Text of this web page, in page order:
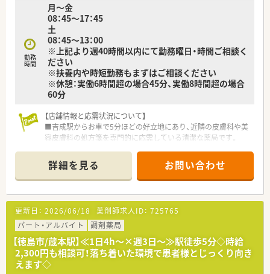
勤務
時間
月～金
08：45～17：45
土
08：45～13：00
※上記より週40時間以内にて勤務曜日・時間ご相談く
ださい
※扶養内や時短勤務もまずはご相談ください
※休憩：実働6時間超の場合45分、実働8時間超の場合
60分
【店舗情報と応需状況について】
■吉成駅からお車で5分ほどの好立地にあり、近隣の皮膚科や美
容皮膚科の処方箋を専門的に応需している清潔な薬局です。
皮膚科領域のお薬について深く学ぶことができる環境です。
■広域からの処方箋も積極的に受け付けているため、皮膚科以外
の多様な科目の処方にも触れることができ勉強になります。
【勤務実態について】
■週20時間以上の場合は、週3日の17：45まで勤務、扶養内の場
合は13時までの午前勤務と、希望に合わせたシフトが組めます。
■平日は17時45分または13時が終業時間となっており、残業も
少ないため夕方以降の時間を有効に活用できる環境です。
■年1回の昇給が行われているため、日々の頑張りが評価され着
実な収入アップを目指すことができます。
詳細を見る お問い合わせ
更新日： 2026/06/18 薬剤師求人ID： 725765
パート・アルバイト
調剤薬局
【徳島市/蔵本駅】≪1日4h～×週3日～≫駅徒歩5分◇時給
2,300円も相談可！落ち着いた環境で患者様とじっくり向き
えます◇